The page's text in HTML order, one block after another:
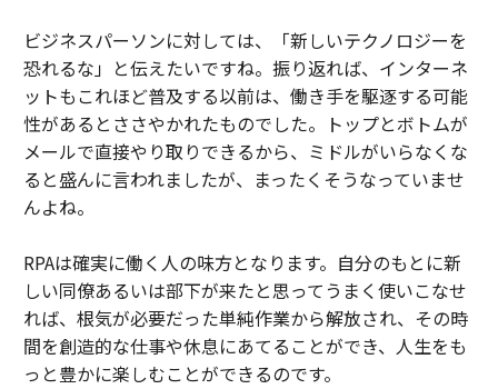
ビジネスパーソンに対しては、「新しいテクノロジーを
恐れるな」と伝えたいですね。振り返れば、インターネ
ットもこれほど普及する以前は、働き手を駆逐する可能
性があるとささやかれたものでした。トップとボトムが
メールで直接やり取りできるから、ミドルがいらなくな
ると盛んに言われましたが、まったくそうなっていませ
んよね。
RPAは確実に働く人の味方となります。自分のもとに新
しい同僚あるいは部下が来たと思ってうまく使いこなせ
れば、根気が必要だった単純作業から解放され、その時
間を創造的な仕事や休息にあてることができ、人生をも
っと豊かに楽しむことができるのです。